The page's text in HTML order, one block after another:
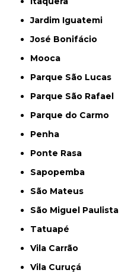
Jardim Iguatemi
José Bonifácio
Mooca
Parque São Lucas
Parque São Rafael
Parque do Carmo
Penha
Ponte Rasa
Sapopemba
São Mateus
São Miguel Paulista
Tatuapé
Vila Carrão
Vila Curuçá